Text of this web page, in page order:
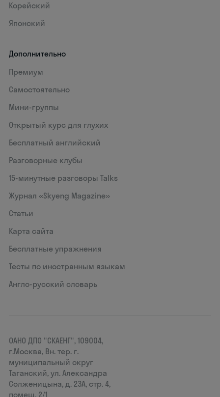
Корейский
Японский
Дополнительно
Премиум
Самостоятельно
Мини-группы
Открытый курс для глухих
Бесплатный английский
Разговорные клубы
15‑минутные разговоры Talks
Журнал «Skyeng Magazine»
Статьи
Карта сайта
Бесплатные упражнения
Тесты по иностранным языкам
Англо-русский словарь
ОАНО ДПО "СКАЕНГ", 109004,
г.Москва, Вн. тер. г.
муниципальный округ
Таганский, ул. Александра
Солженицына, д. 23А, стр. 4,
помещ. 2/1